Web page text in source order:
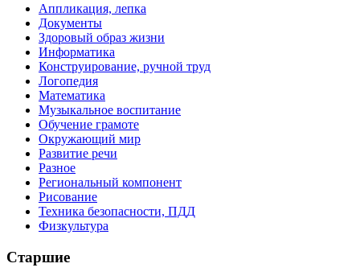
Аппликация, лепка
Документы
Здоровый образ жизни
Информатика
Конструирование, ручной труд
Логопедия
Математика
Музыкальное воспитание
Обучение грамоте
Окружающий мир
Развитие речи
Разное
Региональный компонент
Рисование
Техника безопасности, ПДД
Физкультура
Старшие